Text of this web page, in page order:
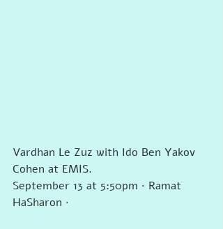
Vardhan Le Zuz with Ido Ben Yakov
Cohen at EMIS.
September 13 at 5:50pm · Ramat
HaSharon ·